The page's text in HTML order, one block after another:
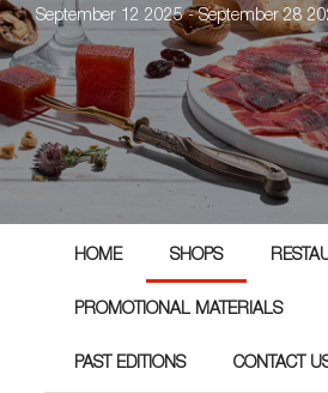
September 12 2025 - September 28
HOME SHOPS
PROMOTIONAL MATERIALS
PAST EDITIONS CONTACT